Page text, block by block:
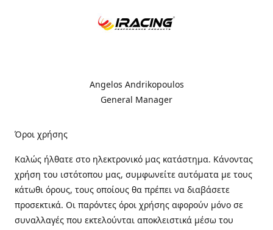
Angelos Andrikopoulos
General Manager
Όροι χρήσης
Καλώς ήλθατε στo ηλεκτρονικό μας κατάστημα. Κάνοντας
χρήση του ιστότοπου μας, συμφωνείτε αυτόματα με τους
κάτωθι όρους, τους οποίους θα πρέπει να διαβάσετε
προσεκτικά. Οι παρόντες όροι χρήσης αφορούν μόνο σε
συναλλαγές που εκτελούνται αποκλειστικά μέσω του